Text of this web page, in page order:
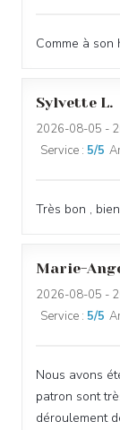
Comme à son
Sylvette L
2026-08-05 -
Service : 5/5
Très bon ,
Marie-
2026-08-05 -
Service : 5/5
Nous avons
patron sont
déroulement